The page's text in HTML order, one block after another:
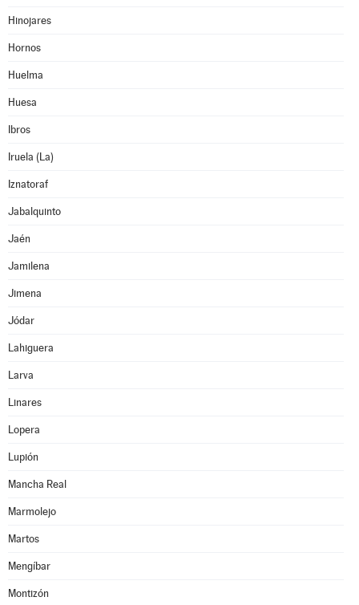
Hinojares
Hornos
Huelma
Huesa
Ibros
Iruela (La)
Iznatoraf
Jabalquinto
Jaén
Jamilena
Jimena
Jódar
Lahiguera
Larva
Linares
Lopera
Lupión
Mancha Real
Marmolejo
Martos
Mengíbar
Montizón